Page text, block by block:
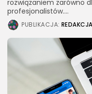
rozwiązaniem zarówno
profesjonalistów....
PUBLIKACJA: REDAKCJA